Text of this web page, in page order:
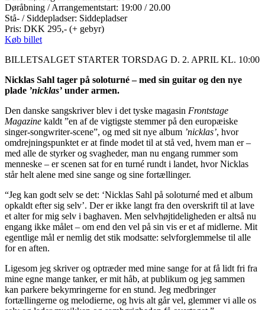
Døråbning / Arrangementstart: 19:00 / 20.00
Stå- / Siddepladser: Siddepladser
Pris: DKK 295,- (+ gebyr)
Køb billet
BILLETSALGET STARTER TORSDAG D. 2. APRIL KL. 10:00
Nicklas Sahl tager på soloturné – med sin guitar og den nye
plade ’nicklas’ under armen.
Den danske sangskriver blev i det tyske magasin Frontstage
Magazine kaldt ”en af de vigtigste stemmer på den europæiske
singer-songwriter-scene”, og med sit nye album ’nicklas’, hvor
omdrejningspunktet er at finde modet til at stå ved, hvem man er –
med alle de styrker og svagheder, man nu engang rummer som
menneske – er scenen sat for en turné rundt i landet, hvor Nicklas
står helt alene med sine sange og sine fortællinger.
“Jeg kan godt selv se det: ‘Nicklas Sahl på soloturné med et album
opkaldt efter sig selv’. Der er ikke langt fra den overskrift til at lave
et alter for mig selv i baghaven. Men selvhøjtideligheden er altså nu
engang ikke målet – om end den vel på sin vis er et af midlerne. Mit
egentlige mål er nemlig det stik modsatte: selvforglemmelse til alle
for en aften.
Ligesom jeg skriver og optræder med mine sange for at få lidt fri fra
mine egne mange tanker, er mit håb, at publikum og jeg sammen
kan parkere bekymringerne for en stund. Jeg medbringer
fortællingerne og melodierne, og hvis alt går vel, glemmer vi alle os